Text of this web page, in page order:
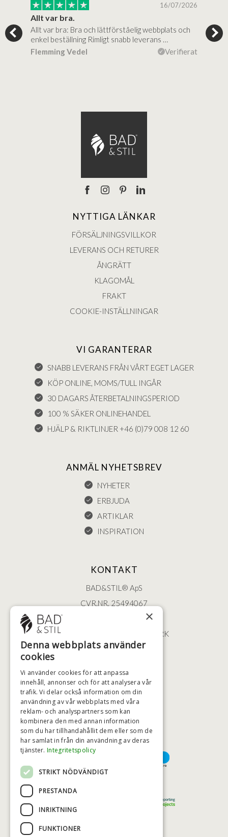
16/07/2026
Allt var bra.
Allt var bra: Bra och lättförståelig webbplats och
enkel beställning Rimligt snabb leverans …
Flemming Vedel
Verifierat
Jag
NYTTIGA LÄNKAR
FÖRSÄLJNINGSVILLKOR
LEVERANS OCH RETURER
ÅNGRÄTT
KLAGOMÅL
FRAKT
COOKIE-INSTÄLLNINGAR
VI GARANTERAR
SNABB LEVERANS FRÅN VÅRT EGET LAGER
KÖP ONLINE, MOMS/TULL INGÅR
30 DAGARS ÅTERBETALNINGSPERIOD
100 % SÄKER ONLINEHANDEL
HJÄLP & RIKTLINJER +46 (0)79 008 12 60
ANMÄL NYHETSBREV
NYHETER
ERBJUDA
ARTIKLAR
INSPIRATION
KONTAKT
BAD&STIL® ApS
CVR.NR. 25494067
ØSTERBROGADE 202
2100 KØBENHAVN • DANMARK
+46 (0)79 008 12 60
HÖGSTA KREDITVÄRDIGHET
BETALNINGSALTERNATIV
×
Denna webbplats använder
cookies
Vi använder cookies för att anpassa
innehåll, annonser och för att analysera vår
trafik. Vi delar också information om din
användning av vår webbplats med våra
reklam- och analyspartners som kan
kombinera den med annan information
som du har tillhandahållit dem eller som de
har samlat in från din användning av deras
tjänster. Integritetspolicy
STRIKT NÖDVÄNDIGT
PRESTANDA
INRIKTNING
FUNKTIONER